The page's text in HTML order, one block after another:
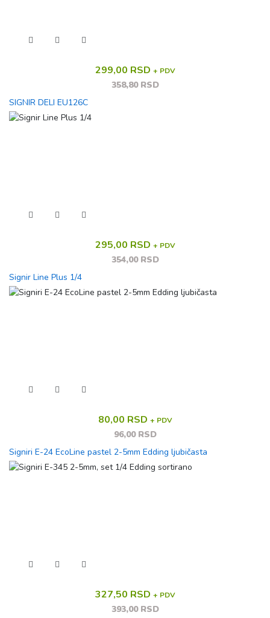
299,00 RSD + PDV
358,80 RSD
SIGNIR DELI EU126C
295,00 RSD + PDV
354,00 RSD
Signir Line Plus 1/4
80,00 RSD + PDV
96,00 RSD
Signiri E-24 EcoLine pastel 2-5mm Edding ljubičasta
327,50 RSD + PDV
393,00 RSD